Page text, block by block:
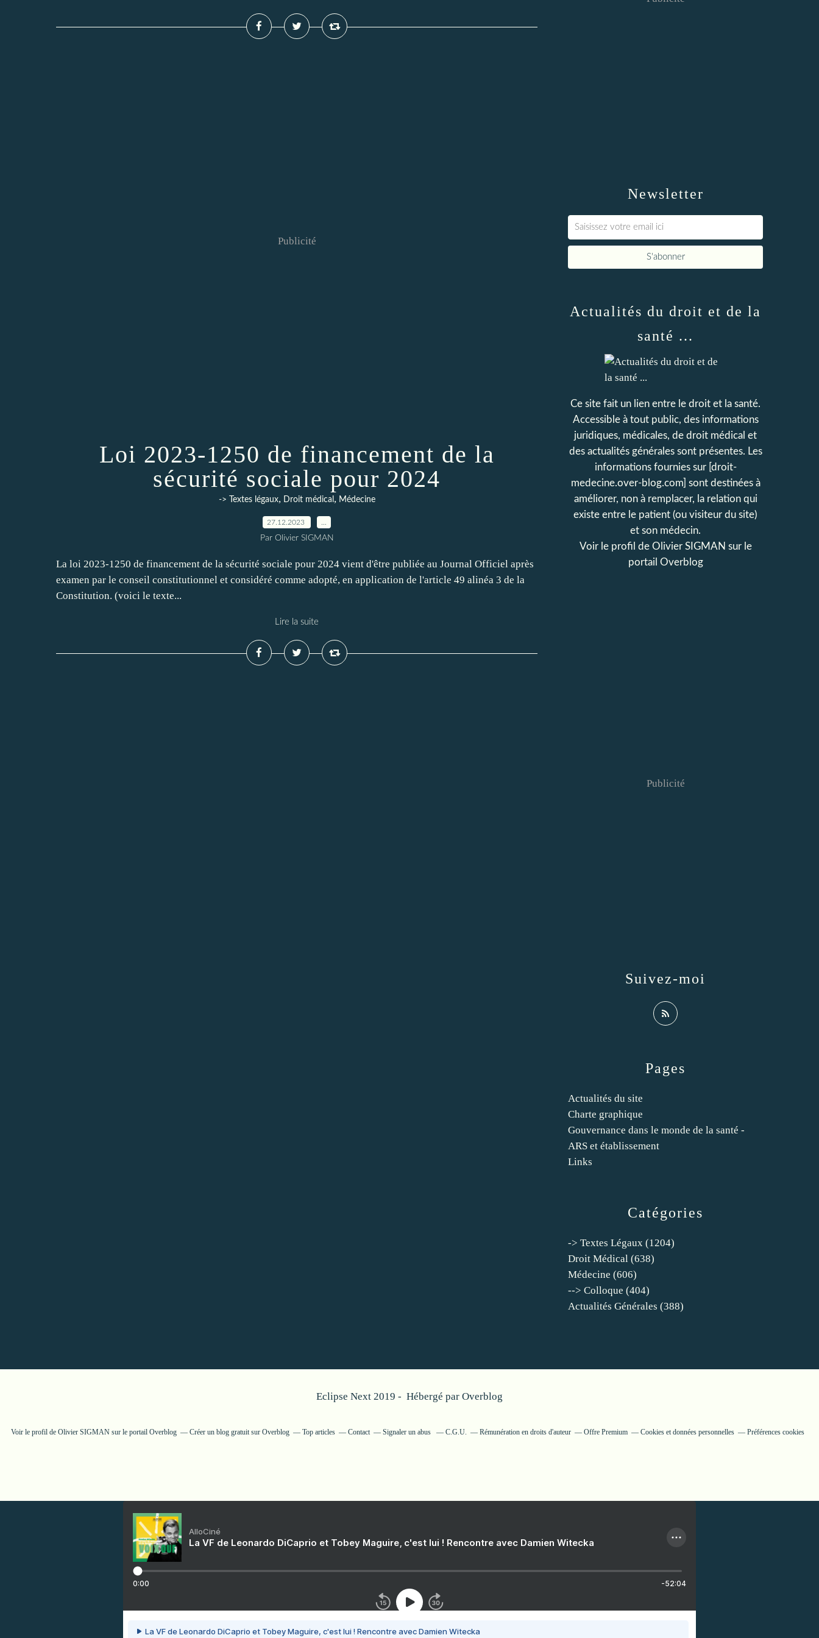
Publicité
Loi 2023-1250 de financement de la
sécurité sociale pour 2024
-> Textes légaux, Droit médical , Médecine
27.12.2023
Par Olivier SIGMAN
La loi 2023-1250 de financement de la sécurité sociale pour 2024 vient d'être publiée au Journal Officiel après
examen par le conseil constitutionnel et considéré comme adopté, en application de l'article 49 alinéa 3 de la
Constitution. (voici le texte...
Lire la suite
Newsletter
Catégories
-> Textes Légaux (1204)
Droit Médical (638)
Médecine (606)
--> Colloque (404)
Actualités Générales (388)
Pages
Actualités du site
Charte graphique
Gouvernance dans le monde de la santé -
ARS et établissement
Links
Actualités du droit et de la
santé ...
Ce site fait un lien entre le droit et la santé.
Accessible à tout public, des informations
juridiques, médicales, de droit médical et
des actualités générales sont présentes. Les
informations fournies sur [droit-
medecine.over-blog.com] sont destinées à
améliorer, non à remplacer, la relation qui
existe entre le patient (ou visiteur du site)
et son médecin.
Voir le profil de Olivier SIGMAN sur le
portail Overblog
Suivez-moi
Publicité
Eclipse Next 2019 - Hébergé par Overblog
Voir le profil de Olivier SIGMAN sur le portail Overblog Créer un blog gratuit sur Overblog Top articles Contact Signaler un abus C.G.U. Rémunération en droits d'auteur Offre Premium Cookies et données personnelles Préférences cookies
AlloCiné
La VF de Leonardo DiCaprio et Tobey Maguire, c'est lui ! Rencontre avec Damien Witecka
0:00 -52:04
La VF de Leonardo DiCaprio et Tobey Maguire, c'est lui ! Rencontre avec Damien Witecka